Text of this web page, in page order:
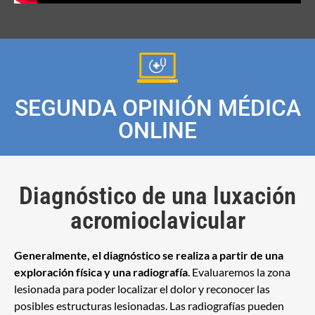
SEGUNDA OPINIÓN MÉDICA
ONLINE
Diagnóstico de una luxación
acromioclavicular
Generalmente, el diagnóstico se realiza a partir de una
exploración física y una radiografía. Evaluaremos la zona
lesionada para poder localizar el dolor y reconocer las
posibles estructuras lesionadas. Las radiografías pueden